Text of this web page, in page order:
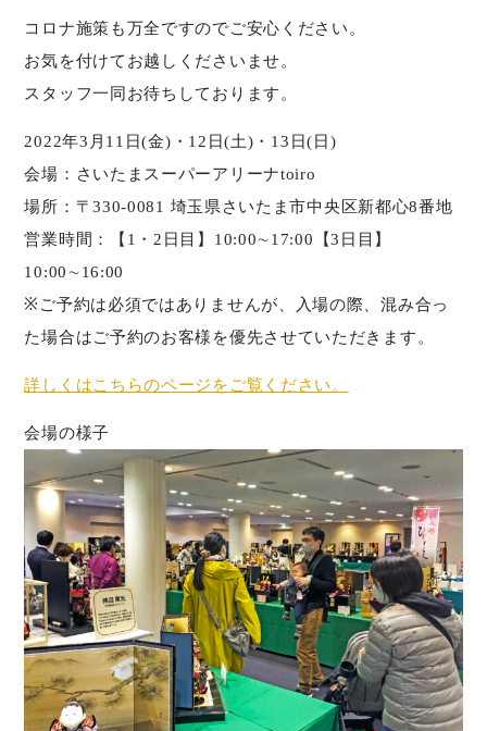
コロナ施策も万全ですのでご安心ください。
お気を付けてお越しくださいませ。
スタッフ一同お待ちしております。
2022年3月11日(金)・12日(土)・13日(日)
会場：さいたまスーパーアリーナtoiro
場所：〒330-0081 埼玉県さいたま市中央区新都心8番地
営業時間：【1・2日目】10:00∼17:00【3日目】
10:00∼16:00
※ご予約は必須ではありませんが、入場の際、混み合っ
た場合はご予約のお客様を優先させていただきます。
詳しくはこちらのページをご覧ください。
会場の様子